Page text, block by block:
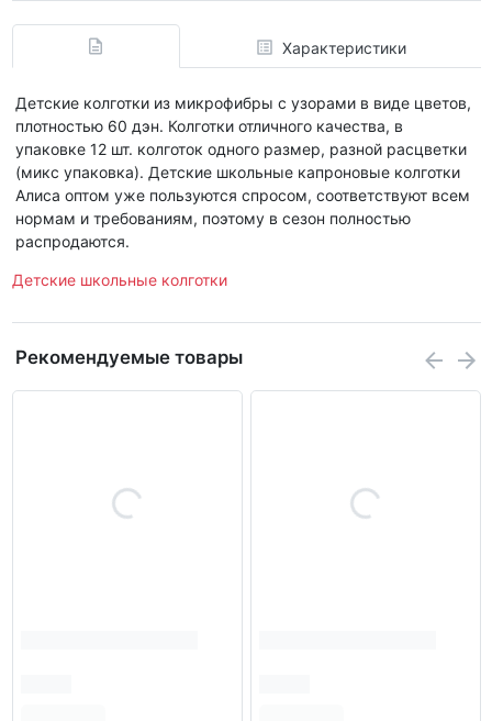
Характеристики
Детские колготки из микрофибры с узорами в виде цветов,
плотностью 60 дэн. Колготки отличного качества, в
упаковке 12 шт. колготок одного размер, разной расцветки
(микс упаковка). Детские школьные капроновые колготки
Алиса оптом уже пользуются спросом, соответствуют всем
нормам и требованиям, поэтому в сезон полностью
распродаются.
Детские школьные колготки
Рекомендуемые товары